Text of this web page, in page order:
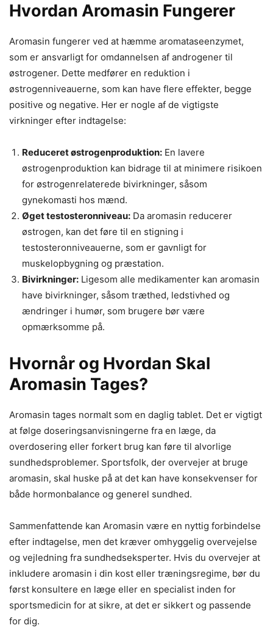
Hvordan Aromasin Fungerer
Aromasin fungerer ved at hæmme aromataseenzymet,
som er ansvarligt for omdannelsen af androgener til
østrogener. Dette medfører en reduktion i
østrogenniveauerne, som kan have flere effekter, begge
positive og negative. Her er nogle af de vigtigste
virkninger efter indtagelse:
Reduceret østrogenproduktion: En lavere
østrogenproduktion kan bidrage til at minimere risikoen
for østrogenrelaterede bivirkninger, såsom
gynekomasti hos mænd.
Øget testosteronniveau: Da aromasin reducerer
østrogen, kan det føre til en stigning i
testosteronniveauerne, som er gavnligt for
muskelopbygning og præstation.
Bivirkninger: Ligesom alle medikamenter kan aromasin
have bivirkninger, såsom træthed, ledstivhed og
ændringer i humør, som brugere bør være
opmærksomme på.
Hvornår og Hvordan Skal
Aromasin Tages?
Aromasin tages normalt som en daglig tablet. Det er vigtigt
at følge doseringsanvisningerne fra en læge, da
overdosering eller forkert brug kan føre til alvorlige
sundhedsproblemer. Sportsfolk, der overvejer at bruge
aromasin, skal huske på at det kan have konsekvenser for
både hormonbalance og generel sundhed.
Sammenfattende kan Aromasin være en nyttig forbindelse
efter indtagelse, men det kræver omhyggelig overvejelse
og vejledning fra sundhedseksperter. Hvis du overvejer at
inkludere aromasin i din kost eller træningsregime, bør du
først konsultere en læge eller en specialist inden for
sportsmedicin for at sikre, at det er sikkert og passende
for dig.